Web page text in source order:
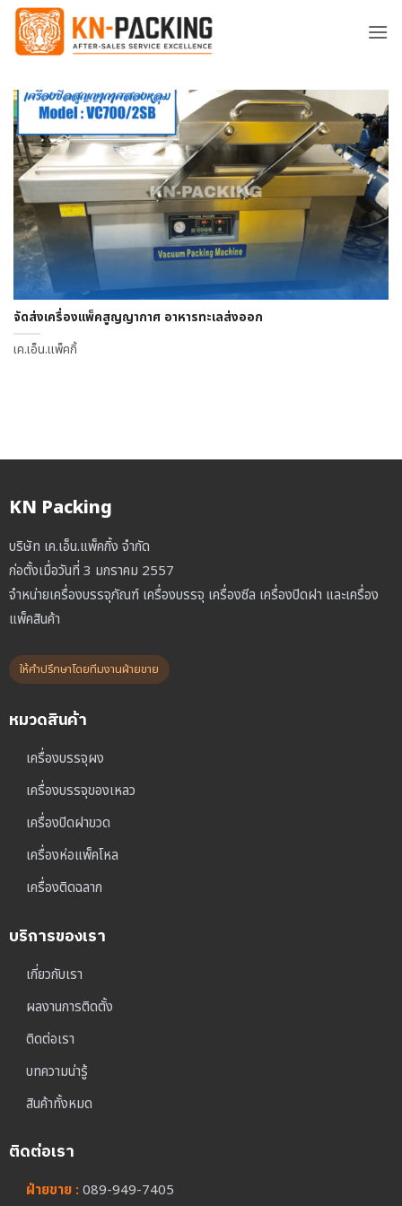
ข้าม
ยัง
จัดส่งเครื่องแพ็คสูญญากาศ อาหารทะเลส่งออก
เค.เอ็น.แพ็คกิ้
KN Packing
บริษัท เค.เอ็น.แพ็คกิ้ง จำกัด
ก่อตั้งเมื่อวันที่ 3 มกราคม 2557
จำหน่ายเครื่องบรรจุภัณฑ์ เครื่องบรรจุ เครื่องซีล เครื่องปิดฝา และเครื่อง
แพ็คสินค้า
ให้คำปรึกษาโดยทีมงานฝ่ายขาย
หมวดสินค้า
เครื่องบรรจุผง
เครื่องบรรจุของเหลว
เครื่องปิดฝาขวด
เครื่องห่อแพ็คโหล
เครื่องติดฉลาก
บริการของเรา
เกี่ยวกับเรา
ผลงานการติดตั้ง
ติดต่อเรา
บทความน่ารู้
สินค้าทั้งหมด
ติดต่อเรา
ฝ่ายขาย :089-949-7405